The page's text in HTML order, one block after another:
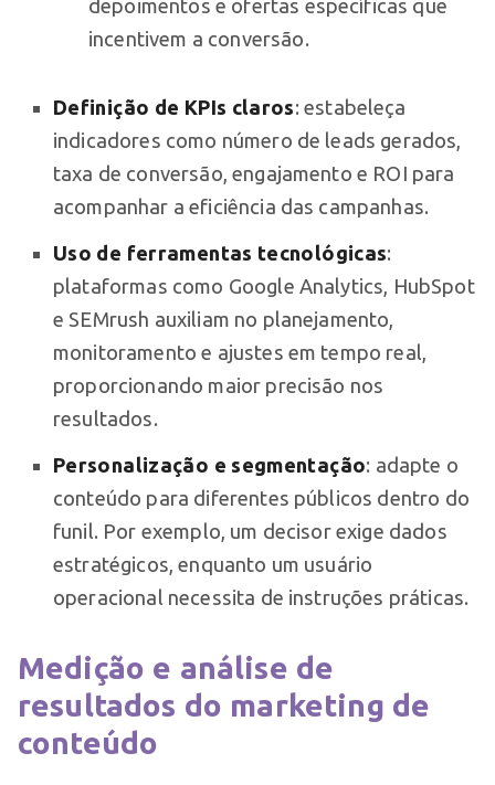
depoimentos e ofertas específicas que
incentivem a conversão.
Definição de KPIs claros: estabeleça
indicadores como número de leads gerados,
taxa de conversão, engajamento e ROI para
acompanhar a eficiência das campanhas.
Uso de ferramentas tecnológicas:
plataformas como Google Analytics, HubSpot
e SEMrush auxiliam no planejamento,
monitoramento e ajustes em tempo real,
proporcionando maior precisão nos
resultados.
Personalização e segmentação: adapte o
conteúdo para diferentes públicos dentro do
funil. Por exemplo, um decisor exige dados
estratégicos, enquanto um usuário
operacional necessita de instruções práticas.
Medição e análise de
resultados do marketing de
conteúdo